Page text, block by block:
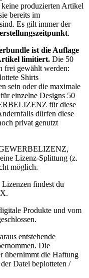
produzierten Artikel
bereits im
Es gilt immer der
.
ist die Auflage
limitiert. Die 50
frei gewählt werden:
Shirts
sein oder die maximale
einzelne Designs 50
für diese
dürfen diese
privat genutzt
GEWERBELIZENZ,
Lizenz-Splittung (z.
möglich.
findest du
Produkte und vom
entstehende
Die
übernimmt die Haftung
Datei beplotteten /